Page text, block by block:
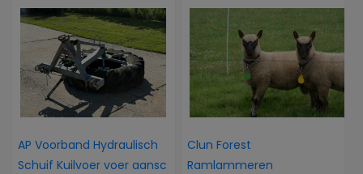
AP Voorband Hydraulisch
Schuif Kuilvoer voer aansc
Clun Forest
Ramlammeren